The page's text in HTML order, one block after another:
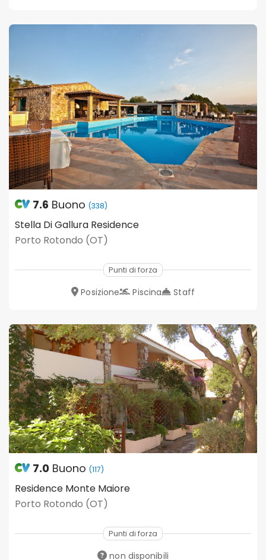
7.6 Buono (338)
Stella Di Gallura Residence
Porto Rotondo (OT)
Punti di forza
Posizione Piscina Staff
7.0 Buono (117)
Residence Monte Maiore
Porto Rotondo (OT)
Punti di forza
non disponibili